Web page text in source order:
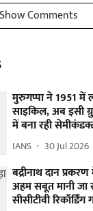
Show Comments
मुरुगप्पा ने 1951 में
साइकिल, अब इसी
में बना रही
IANS 30 Jul 2026
बद्रीनाथ दान
अहम सबूत मानी जा
सीसीटीवी रिकॉर्डिंग